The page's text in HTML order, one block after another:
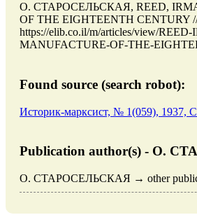
О. СТАРОСЕЛЬСКАЯ, REED, IRMA
OF THE EIGHTEENTH CENTURY
https://elib.co.il/m/articles/view/
MANUFACTURE-OF-THE-
Found source (search robot):
Историк-марксист, № 1(059), 1937,
Publication author(s) - О.
О. СТАРОСЕЛЬСКАЯ → other